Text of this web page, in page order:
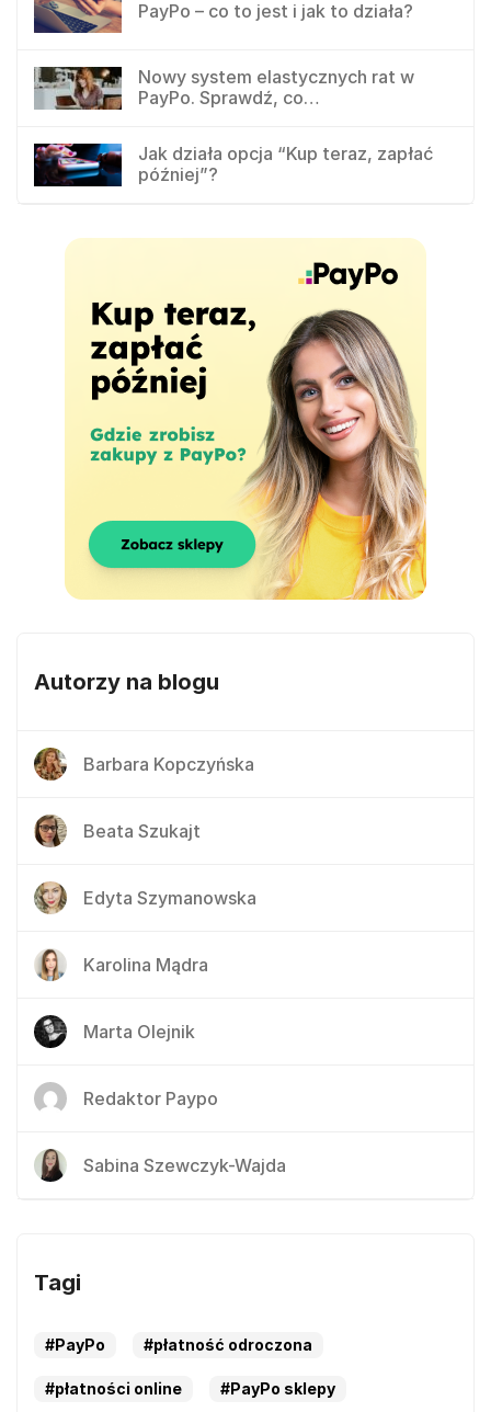
PayPo – co to jest i jak to działa?
Nowy system elastycznych rat w
PayPo. Sprawdź, co…
Jak działa opcja “Kup teraz, zapłać
później”?
Autorzy na blogu
Barbara Kopczyńska
Beata Szukajt
Edyta Szymanowska
Karolina Mądra
Marta Olejnik
Redaktor Paypo
Sabina Szewczyk-Wajda
Tagi
#PayPo #płatność odroczona
#płatności online #PayPo sklepy